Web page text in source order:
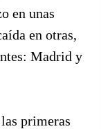
en unas
en otras,
Madrid y
primeras